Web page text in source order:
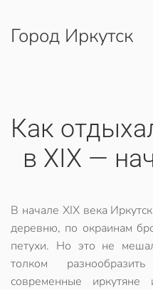
Перейти к содержимому
Город Иркутск
Как
в XIX —
В начале ХIХ века
деревню, по окраинам
петухи. Но это не
толком
современные